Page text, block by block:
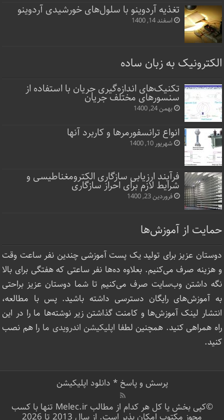
تغذیه آردوینو با سلول‌های خورشیدی آردوینو
اسفند 14, 1400
الکترونیک به زبان ساده
تکنیک‌های اندازه‌گیری جریان با استفاده از
سنسورهای مختلف جریان
بهمن 24, 1400
انواع ترانسفورمرها و کاربرد آنها
شهریور 10, 1400
فرآیند ارزیابی سازگاری الکترومغناطیسی و
شرایط لازم برای احراز سازگاری
فروردین 23, 1400
حمایت از آموزش‌ها
دوستان عزیز برای تولید یک پست آموزشی چندین نفر ساعت‌ وقت
و هزینه صرف می‌کنیم. بعلاوه ده‌ها نفر ساعتی که هفتگی برای بالا
نگه داشتن وب‌سایت صرف ‌می‌کنیم تا شما دوستان عزیز براحتی
به آموزش‌های رایگان دسترسی داشته باشید. پس با مطالعه،
انتشار لینک‌ آموزش‌ها و کامنت گذاشتن زیر نوشته‌‌ها ما را در این
راه همراهی کنید. همچنین لطفا اپلیکیشن اندرویدی ما را هم نصب
کنید.
پرسش و پاسخ* دانلود اپلیکیشن
©کپی بخش یا کل هر کدام از مطالب Melec.ir تنها با کسب